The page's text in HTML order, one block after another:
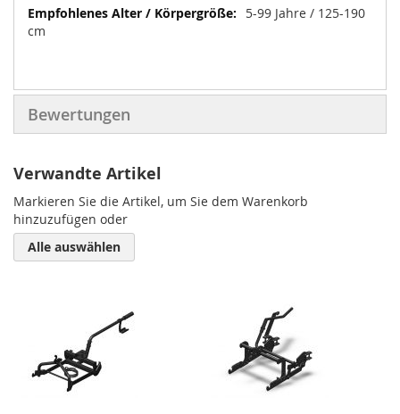
5-99 Jahre / 125-190
cm
Bewertungen
Verwandte Artikel
Markieren Sie die Artikel, um Sie dem Warenkorb
hinzuzufügen oder
Alle auswählen